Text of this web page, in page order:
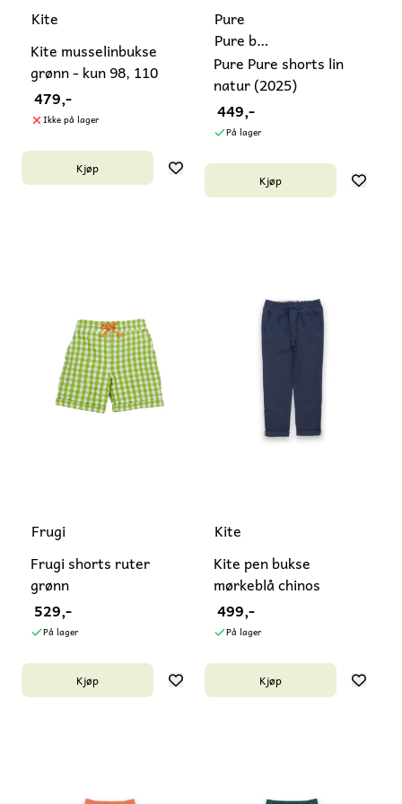
Kite
Kite musselinbukse
grønn - kun 98, 110
479,-
Ikke på lager
Kjøp
Pure
Pure by
Bauer
Pure Pure shorts lin
natur (2025)
449,-
På lager
Kjøp
Frugi
Frugi shorts ruter
grønn
529,-
På lager
Kjøp
Kite
Kite pen bukse
mørkeblå chinos
499,-
På lager
Kjøp